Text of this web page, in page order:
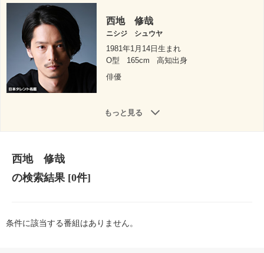
西地 修哉
ニシジ シュウヤ
1981年1月14日生まれ
O型
165cm
高知出身
俳優
もっと見る
西地 修哉
の検索結果[0件]
条件に該当する番組はありません。